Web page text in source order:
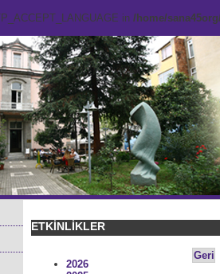
in /home/
ETKİNLİKLER
Geri
2026